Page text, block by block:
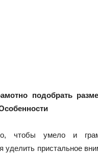
подобрать
чтобы умело и
уделить пристальное